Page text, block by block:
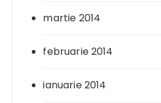
martie 2014
februarie 2014
ianuarie 2014